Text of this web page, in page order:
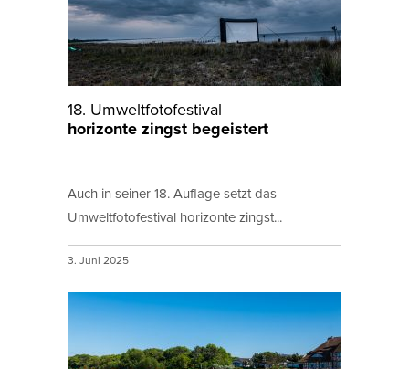
18. Umweltfotofestival
horizonte zingst begeistert
Auch in seiner 18. Auflage setzt das
Umweltfotofestival horizonte zingst...
3. Juni 2025